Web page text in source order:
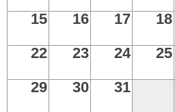
15
16 17 18
22
23 24 25
29
30 31